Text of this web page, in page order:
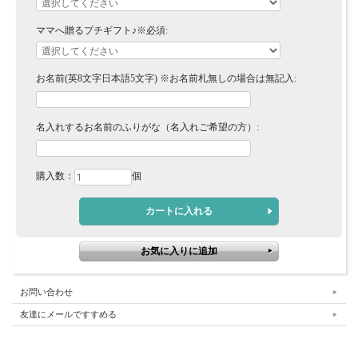
ママへ贈るプチギフト♪※必須:
お名前(英8文字日本語5文字) ※お名前札無しの場合は無記入:
名入れするお名前のふりがな（名入れご希望の方）:
購入数： 個
お問い合わせ
友達にメールですすめる